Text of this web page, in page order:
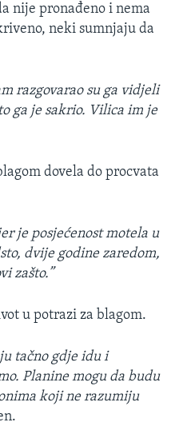
nije pronađeno i nema
neki sumnjaju da
razgovarao su ga vidjeli
ga je sakrio. Vilica im je
dovela do procvata
je posjećenost motela u
dvije godine zaredom,
zašto.”
u potrazi za blagom.
tačno gdje idu i
Planine mogu da budu
koji ne razumiju